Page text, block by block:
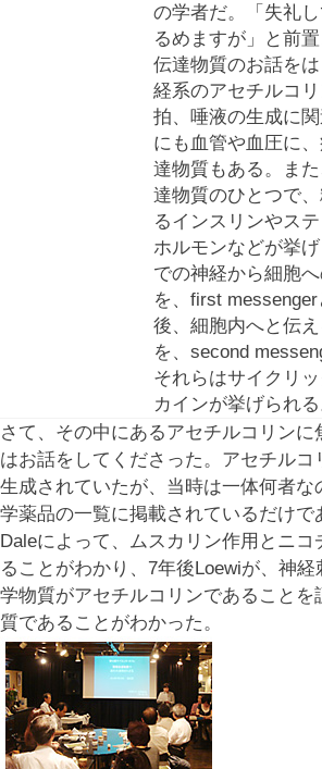
の学者だ。「失礼
るめますが」と前
伝達物質のお話を
経系のアセチルコ
拍、唾液の生成に
にも血管や血圧に
達物質もある。ま
達物質のひとつで
るインスリンやス
ホルモンなどが挙
での神経から細胞
を、first
後、細胞内へと伝
を、second
それらはサイクリ
カインが挙げられる
さて、その中にあるアセチルコリンに
はお話をしてくださった。アセチルコ
生成されていたが、当時は一体何者な
学薬品の一覧に掲載されているだけで
Daleによって、ムスカリン作用とニコ
ることがわかり、7年後Loewiが、神
学物質がアセチルコリンであることを
質であることがわかった。